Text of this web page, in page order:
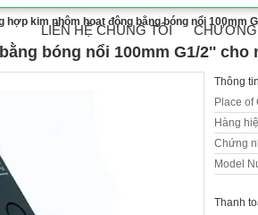
LIÊN HỆ CHÚNG TÔI
kim nhôm hoạt động bằng bóng nổi 100mm
bóng nổi 100mm G1/2'' cho
Thông
Place of
Hàng
Chứng
Model
Thanh